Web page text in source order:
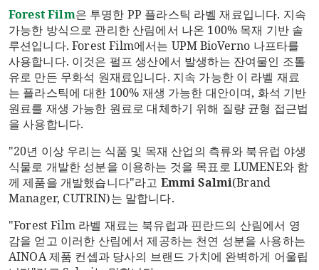
Forest Film은 투명한 PP 플라스틱 라벨 재료입니다. 지속
가능한 방식으로 관리한 산림에서 나온 100% 목재 기반 솔
루션입니다. Forest Film에서는 UPM BioVerno 나프타를
사용합니다. 이것은 펄프 생산에서 발생하는 잔여물인 조톨
유로 만든 무화석 원재료입니다. 지속 가능한 이 라벨 재료
는 플라스틱에 대한 100% 재생 가능한 대안이며, 화석 기반
원료를 재생 가능한 원료로 대체하기 위해 질량 균형 접근법
을 사용합니다.
"20년 이상 우리는 식품 및 목재 산업의 측류와 북유럽 야생
식물로 개발한 성분을 이용하는 것을 목표로 LUMENE와 함
께 제품을 개발했습니다"라고 Emmi Salmi(Brand
Manager, CUTRIN)는 말합니다.
"Forest Film 라벨 재료는 북유럽과 핀란드의 산림에서 영
감을 얻고 이러한 산림에서 제공하는 천연 성분을 사용하는
AINOA 제품 컨셉과 당사의 브랜드 가치에 완벽하게 어울립